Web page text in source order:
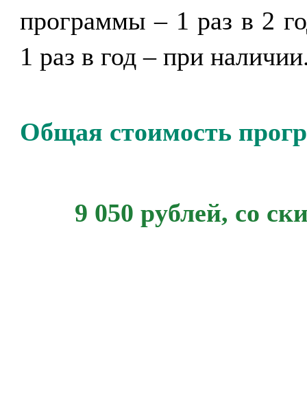
программы – 1 раз в 2
1 раз в год – при
Общая стоимость
9 050 рублей, со